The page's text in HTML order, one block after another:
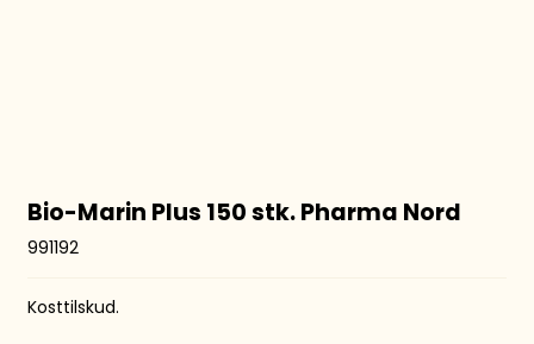
Bio-Marin Plus 150 stk. Pharma Nord
991192
Kosttilskud.